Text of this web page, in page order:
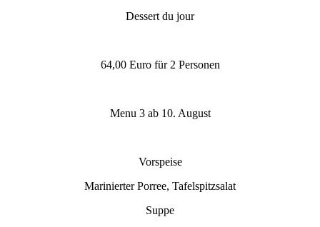
Dessert du jour
64,00 Euro für 2 Personen
Menu 3 ab 10. August
Vorspeise
Marinierter Porree, Tafelspitzsalat
Suppe